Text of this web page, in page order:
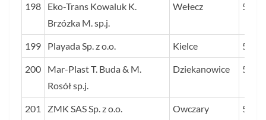
198
Eko-Trans Kowaluk K.
Brzózka M. sp.j.
Wełecz 57
199 Playada Sp. z o.o. Kielce 56
200
Mar-Plast T. Buda & M.
Rosół sp.j.
Dziekanowice 56
201 ZMK SAS Sp. z o.o. Owczary 56